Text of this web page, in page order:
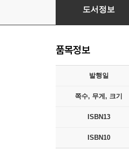
신지혜의 드로잉 유럽
도서정보
품목정보
발행일
쪽수, 무게, 크기
ISBN13
ISBN10